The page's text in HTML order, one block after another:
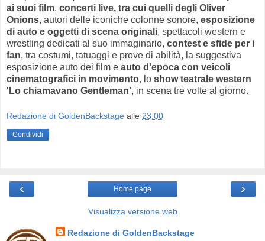
ai suoi film, concerti live, tra cui quelli degli Oliver
Onions, autori delle iconiche colonne sonore, esposizione
di auto e oggetti di scena originali, spettacoli western e
wrestling dedicati al suo immaginario, contest e sfide per i
fan, tra costumi, tatuaggi e prove di abilità, la suggestiva
esposizione auto dei film e auto d'epoca con veicoli
cinematografici in movimento, lo show teatrale western
'Lo chiamavano Gentleman', in scena tre volte al giorno.
Redazione di GoldenBackstage alle 23:00
Condividi
‹ ›
Home page
Visualizza versione web
Redazione di GoldenBackstage